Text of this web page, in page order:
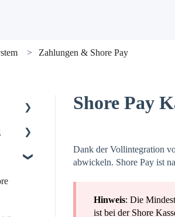
Zahlungen & Shore Pay
Shore Pay
Dank der Vollintegration
abwickeln. Shore Pay ist
Hinweis: Die
ist bei der Shore